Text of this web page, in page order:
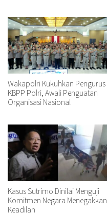
Wakapolri Kukuhkan Pengurus
KBPP Polri, Awali Penguatan
Organisasi Nasional
Kasus Sutrimo Dinilai Menguji
Komitmen Negara Menegakkan
Keadilan